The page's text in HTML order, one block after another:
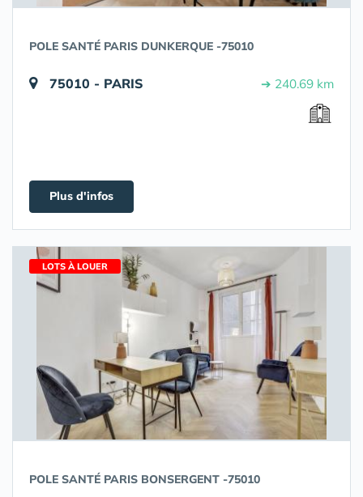
POLE SANTÉ PARIS DUNKERQUE -75010
75010 - PARIS ➔ 240.69 km
Plus d'infos
LOTS À LOUER
POLE SANTÉ PARIS BONSERGENT -75010